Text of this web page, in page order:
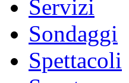
Servizi
Sondaggi
Spettacoli